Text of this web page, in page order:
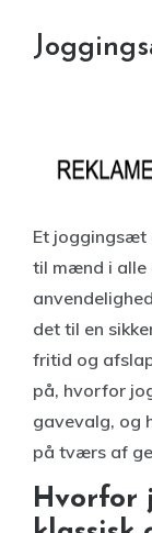
Et joggingsæt
til mænd i alle
det til en
fritid og
på, hvorfor
gavevalg, og
på tværs af
Hvorfor